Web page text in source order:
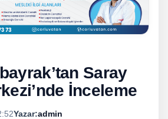
Saray
İnceleme
Yazar:admin